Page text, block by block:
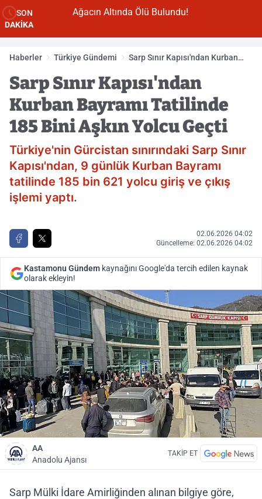
SON
DAKİKA
Ağacın Altında Ölü Bulundu!
Haberler Türkiye Gündemi
Sarp Sınır Kapısı'ndan Kurban
Yolcu Geçti
Sarp Sınır Kapısı'ndan
Kurban Bayramı Tatilinde
185 Bini Aşkın Yolcu Geçti
Türkiye'nin Gürcistan sınırındaki Sarp Sınır
Kapısı'ndan, 9 günlük Kurban Bayramı
tatilinde 185 bin 621 yolcu giriş ve çıkış
işlemi yaptı.
02.06.2026 04:02
Güncelleme: 02.06.2026 04:02
Kastamonu Gündem kaynağını Google'da tercih edilen kaynak
olarak ekleyin!
AA
Anadolu Ajansı
TAKİP ET
Sarp Mülki İdare Amirliğinden alınan bilgiye göre,